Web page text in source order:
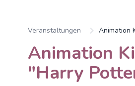
Veranstaltungen Animation
Animation
"Harry